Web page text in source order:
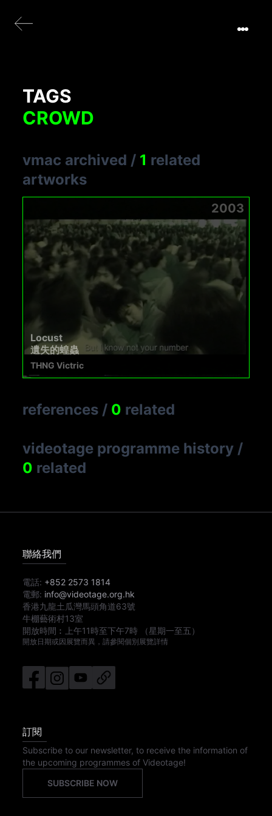
TAGS
CROWD
vmac archived / 1 related
artworks
2003
Locust
遺失的蝗蟲
THNG Victric
references / 0 related
videotage programme history /
0 related
聯絡我們
電話: +852 2573 1814
電郵: info@videotage.org.hk
香港九龍土瓜灣馬頭角道63號
牛棚藝術村13室
開放時間︰
上午11時至下午7時 （星期一至五）
開放日期或因展覽而異，請參閱個別展覽詳情
訂閱
Subscribe to our newsletter, to receive the information of
the upcoming programmes of Videotage!
SUBSCRIBE NOW